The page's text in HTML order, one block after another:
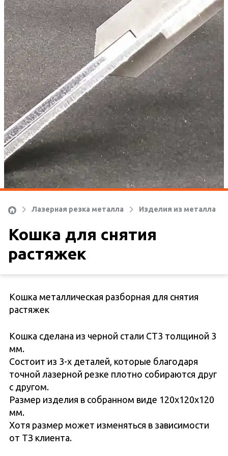
Лазерная резка металла Изделия из металла
Кошка для снятия
растяжек
Кошка металлическая разборная для снятия
растяжек
Кошка сделана из черной стали СТ3 толщиной 3
мм.
Состоит из 3-х деталей, которые благодаря
точной лазерной резке плотно собираются друг
с другом.
Размер изделия в собранном виде 120х120х120
мм.
Хотя размер может изменяться в зависимости
от ТЗ клиента.